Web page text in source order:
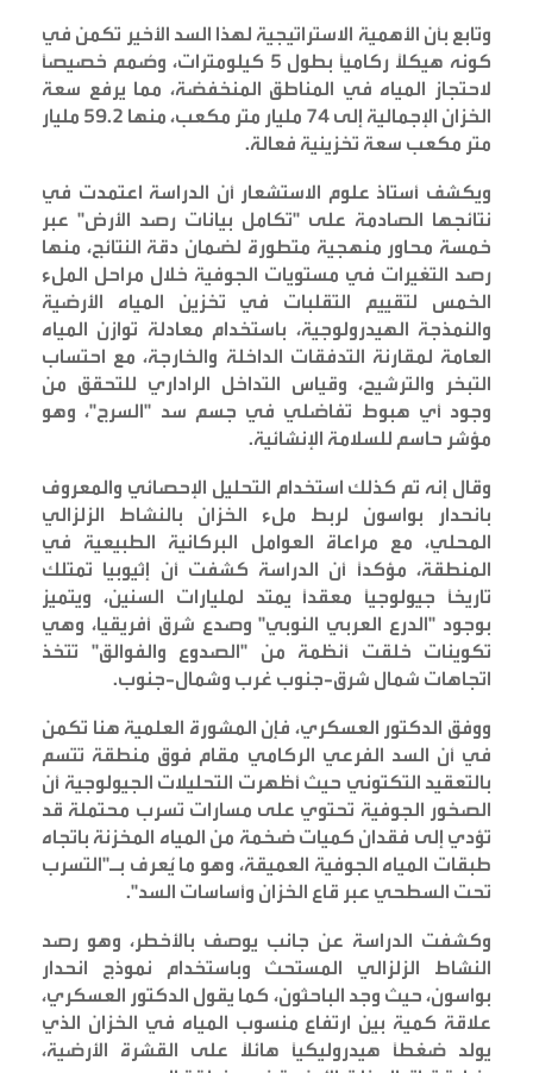
وتابع بأن الأهمية الاستراتيجية لهذا السد الأخير تكمن في
كونه هيكلاً ركامياً بطول 5 كيلومترات، وصُمم خصيصاً
لاحتجاز المياه في المناطق المنخفضة، مما يرفع سعة
الخزان الإجمالية إلى 74 مليار متر مكعب، منها 59.2 مليار
متر مكعب سعة تخزينية فعالة.
ويكشف أستاذ علوم الاستشعار أن الدراسة اعتمدت في
نتائجها الصادمة على "تكامل بيانات رصد الأرض" عبر
خمسة محاور منهجية متطورة لضمان دقة النتائج، منها
رصد التغيرات في مستويات الجوفية خلال مراحل الملء
الخمس لتقييم التقلبات في تخزين المياه الأرضية
والنمذجة الهيدرولوجية، باستخدام معادلة توازن المياه
العامة لمقارنة التدفقات الداخلة والخارجة، مع احتساب
التبخر والترشيح، وقياس التداخل الراداري للتحقق من
وجود أي هبوط تفاضلي في جسم سد "السرج"، وهو
مؤشر حاسم للسلامة الإنشائية.
وقال إنه تم كذلك استخدام التحليل الإحصائي والمعروف
بانحدار بواسون لربط ملء الخزان بالنشاط الزلزالي
المحلي، مع مراعاة العوامل البركانية الطبيعية في
المنطقة، مؤكداً أن الدراسة كشفت أن إثيوبيا تمتلك
تاريخاً جيولوجياً معقداً يمتد لمليارات السنين، ويتميز
بوجود "الدرع العربي النوبي" وصدع شرق أفريقيا، وهي
تكوينات خلقت أنظمة من "الصدوع والفوالق" تتخذ
اتجاهات شمال شرق-جنوب غرب وشمال-جنوب.
ووفق الدكتور العسكري، فإن المشورة العلمية هنا تكمن
في أن السد الفرعي الركامي مقام فوق منطقة تتسم
بالتعقيد التكتوني حيث أظهرت التحليلات الجيولوجية أن
الصخور الجوفية تحتوي على مسارات تسرب محتملة قد
تؤدي إلى فقدان كميات ضخمة من المياه المخزنة باتجاه
طبقات المياه الجوفية العميقة، وهو ما يُعرف بـ"التسرب
تحت السطحي عبر قاع الخزان وأساسات السد".
وكشفت الدراسة عن جانب يوصف بالأخطر، وهو رصد
النشاط الزلزالي المستحث وباستخدام نموذج انحدار
بواسون، حيث وجد الباحثون، كما يقول الدكتور العسكري،
علاقة كمية بين ارتفاع منسوب المياه في الخزان الذي
يولد ضغطاً هيدروليكياً هائلاً على القشرة الأرضية،